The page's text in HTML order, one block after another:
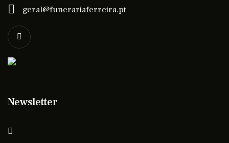
geral@funerariaferreira.pt
Newsletter